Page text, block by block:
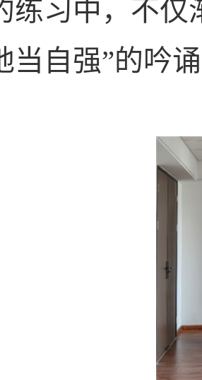
练习中，不仅
当自强”的吟